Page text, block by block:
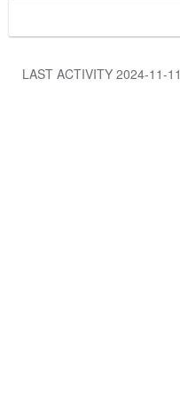
LAST ACTIVITY 2024-11-11